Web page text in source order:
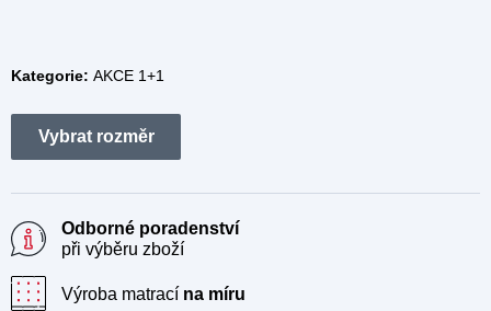
Kategorie: AKCE 1+1
Odborné poradenství
při výběru zboží
Výroba matrací na míru